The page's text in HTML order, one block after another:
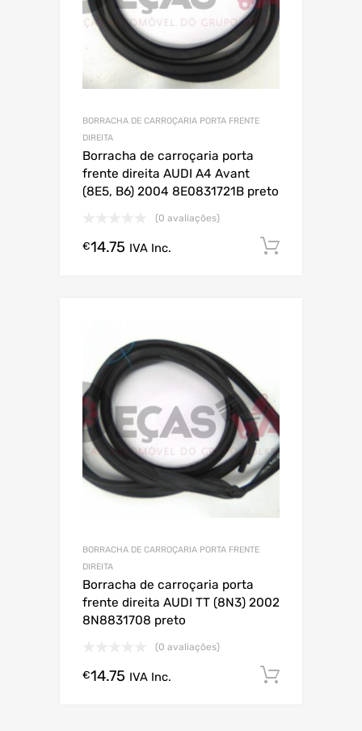
BORRACHA DE CARROÇARIA PORTA FRENTE
DIREITA
Borracha de carroçaria porta
frente direita AUDI A4 Avant
(8E5, B6) 2004 8E0831721B preto
(0 avaliações)
€14.75 IVA Inc.
BORRACHA DE CARROÇARIA PORTA FRENTE
DIREITA
Borracha de carroçaria porta
frente direita AUDI TT (8N3) 2002
8N8831708 preto
(0 avaliações)
€14.75 IVA Inc.